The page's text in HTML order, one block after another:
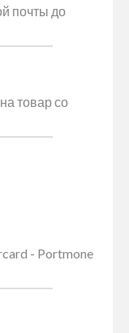
почты до
товар со
- Portmone